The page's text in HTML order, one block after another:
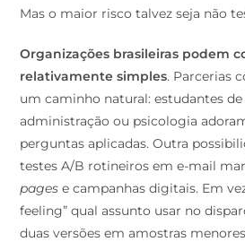
Mas o maior risco talvez seja não
Organizações brasileiras podem
relativamente simples. Parcerias
um caminho natural: estudantes
administração ou psicologia
perguntas aplicadas. Outra
testes A/B rotineiros em e-mail
pages e campanhas digitais. Em
feeling” qual assunto usar no
duas versões em amostras